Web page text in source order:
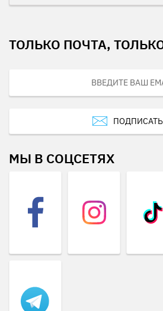
ТОЛЬКО ПОЧТА,
МЫ В СОЦСЕТЯХ